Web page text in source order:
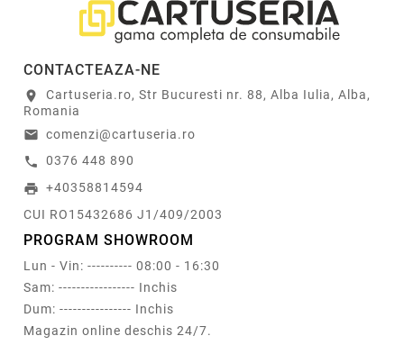
CONTACTEAZA-NE
location_on
Cartuseria.ro, Str Bucuresti nr. 88, Alba Iulia, Alba,
Romania
email comenzi@cartuseria.ro
call 0376 448 890
print +40358814594
CUI RO15432686 J1/409/2003
PROGRAM SHOWROOM
Lun - Vin: ---------- 08:00 - 16:30
Sam: ----------------- Inchis
Dum: ---------------- Inchis
Magazin online deschis 24/7.